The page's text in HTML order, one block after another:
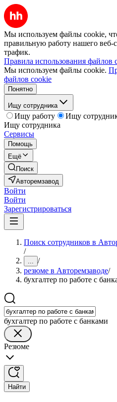
Мы используем файлы cookie,
правильную работу нашего веб-
трафик.
Правила использования файлов
Мы используем файлы cookie.
файлов cookie
Понятно
Ищу сотрудника
Ищу работу
Ищу
Ищу сотрудника
Сервисы
Помощь
Ещё
Поиск
Авторемзавод
Войти
Войти
Зарегистрироваться
Поиск сотрудников в
/
... /
резюме в Авторемзаводе/
бухгалтер по работе с
бухгалтер по работе с банками
Резюме
Найти